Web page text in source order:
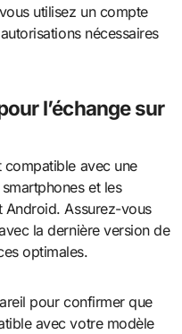
utilisez un compte
nécessaires
l’échange sur
compatible avec une
et les
Android. Assurez-vous
la dernière version de
optimales.
pour confirmer que
avec votre modèle